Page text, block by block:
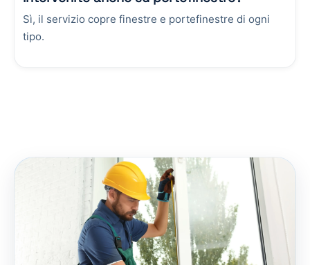
Sì, il servizio copre finestre e portefinestre di ogni
tipo.